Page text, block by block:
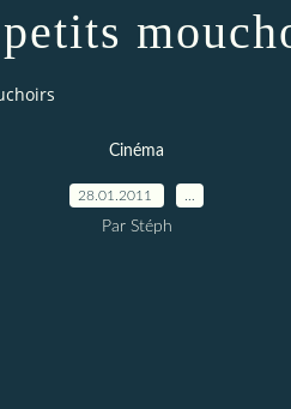
Cinéma
28.01.2011
Par Stéph